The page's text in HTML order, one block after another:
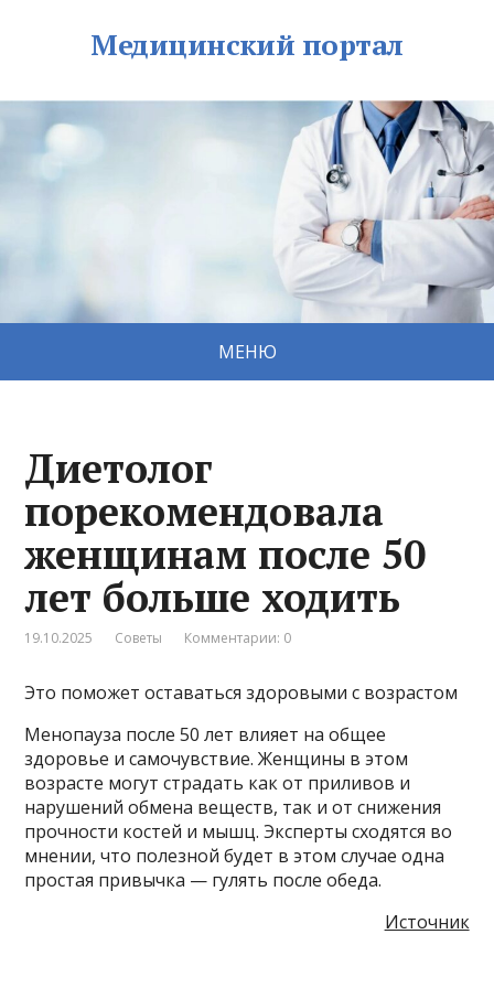
Медицинский портал
МЕНЮ
Диетолог
порекомендовала
женщинам после 50
лет больше ходить
19.10.2025 Советы Комментарии: 0
Это поможет оставаться здоровыми с возрастом
Менопауза после 50 лет влияет на общее
здоровье и самочувствие. Женщины в этом
возрасте могут страдать как от приливов и
нарушений обмена веществ, так и от снижения
прочности костей и мышц. Эксперты сходятся во
мнении, что полезной будет в этом случае одна
простая привычка — гулять после обеда.
Источник